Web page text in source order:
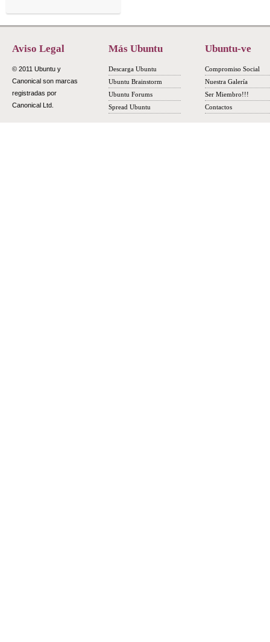
Aviso Legal
© 2011 Ubuntu y
Canonical son marcas
registradas por
Canonical Ltd.
Más Ubuntu
Descarga Ubuntu
Ubuntu Brainstorm
Ubuntu Forums
Spread Ubuntu
Ubuntu-ve
Compromiso Social
Nuestra Galería
Ser Miembro!!!
Contactos